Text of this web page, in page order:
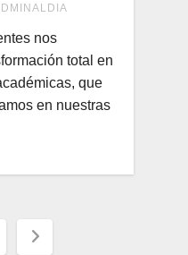
nos
total en
que
en nuestras